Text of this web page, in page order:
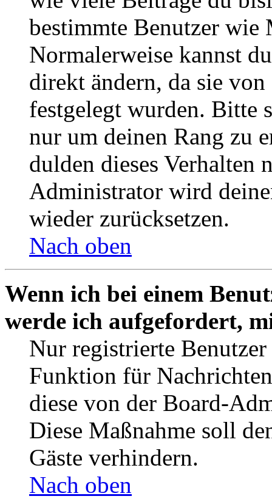
bestimmte Benutzer wie
Normalerweise kannst
direkt ändern, da sie
festgelegt wurden. Bitte
nur um deinen Rang zu
dulden dieses Verhalten
Administrator wird
wieder zurücksetzen.
Nach oben
Wenn ich bei einem
werde ich aufgefordert,
Nur registrierte
Funktion für
diese von der Board-
Diese Maßnahme soll
Gäste verhindern.
Nach oben